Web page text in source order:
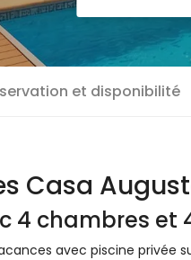
et disponibilité
Casa
4 chambres et
avec piscine privée